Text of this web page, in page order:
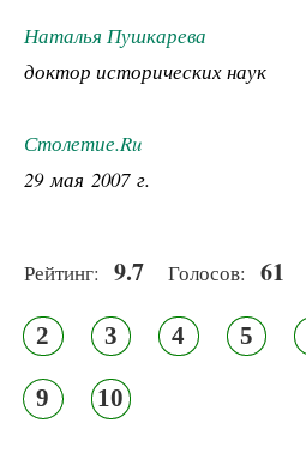
Наталья Пушкарева
доктор исторических наук
Столетие.Ru
29 мая 2007 г.
Рейтинг: 9.7 Голосов: 61
2 3 4 5
9 10